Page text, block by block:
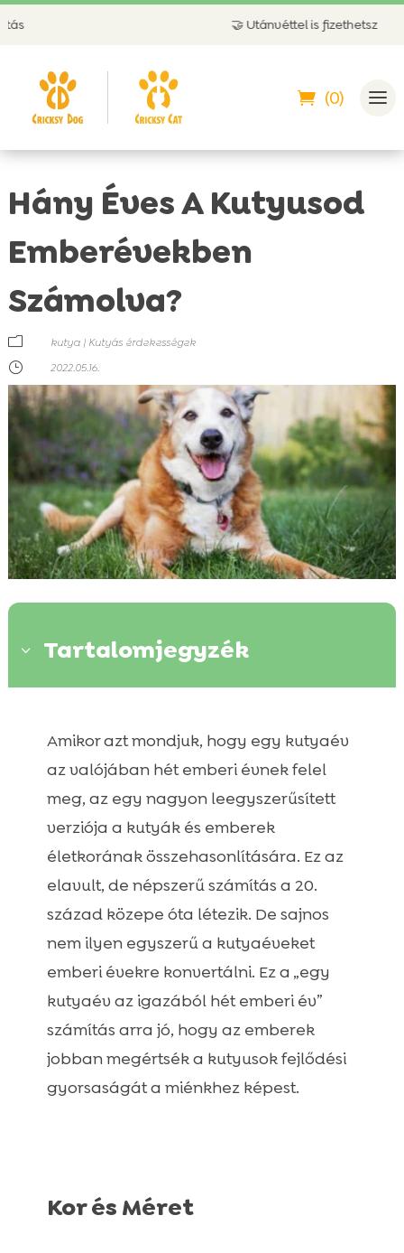
🤝 Utánvéttel is fizethetsz
(0)
Hány Éves A Kutyusod
Emberévekben
Számolva?
m kutya | Kutyás érdekességek
}
2022.05.16.
3 Tartalomjegyzék
Kölyökkutyák Első Hat Hónapja
Kölykök Fél Éves Kortól Három Éves Korig
Kutyák 3 és 6 Év Között
Idős Kutyák
Kutya tavasz: rovarvédelem!
Kutya problémák: Útmutató az
egészséghez és viselkedéshez
Kutya tavasz: Tippek kutyásoknak
Amikor azt mondjuk, hogy egy kutyaév
az valójában hét emberi évnek felel
meg, az egy nagyon leegyszerűsített
verziója a kutyák és emberek
életkorának összehasonlítására. Ez az
elavult, de népszerű számítás a 20.
század közepe óta létezik. De sajnos
nem ilyen egyszerű a kutyaéveket
emberi évekre konvertálni. Ez a „egy
kutyaév az igazából hét emberi év”
számítás arra jó, hogy az emberek
jobban megértsék a kutyusok fejlődési
gyorsaságát a miénkhez képest.
Kor és Méret